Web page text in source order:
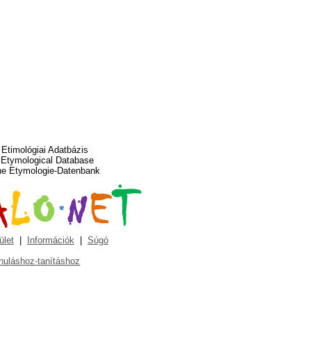
Etimológiai Adatbázis
Database
Etymologie-Datenbank
| Információk| Súgó
tanításhoz